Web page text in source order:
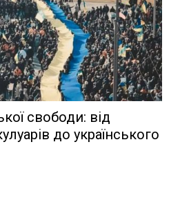
свободи: від
до українського